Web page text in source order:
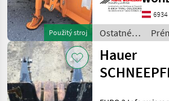
40
MODEL
HSH
2600
Použitý stroj
2009 - 280cm - 3-Punkt
Anbau - Staubschutz
Trojbodové
úprava:
osvetľo
Ostatné
traktorové
komponenty
/ Hauer
Hauer